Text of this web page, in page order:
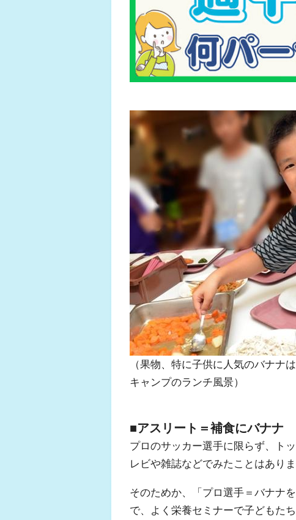
（果物、特に子供に人気のバナ
キャンプのランチ風景）
■アスリート＝補食にバナナ
プロのサッカー選手に限らず、ト
レビや雑誌などでみたことはあり
そのためか、「プロ選手＝バナナ
で、よく栄養セミナーで子どもた